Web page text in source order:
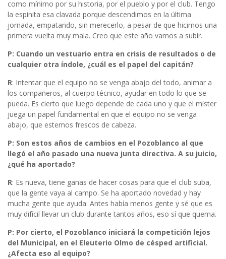
como mínimo por su historia, por el pueblo y por el club. Tengo
la espinita esa clavada porque descendimos en la última
jornada, empatando, sin merecerlo, a pesar de que hicimos una
primera vuelta muy mala. Creo que este año vamos a subir.
P: Cuando un vestuario entra en crisis de resultados o de
cualquier otra índole, ¿cuál es el papel del capitán?
R: Intentar que el equipo no se venga abajo del todo, animar a
los compañeros, al cuerpo técnico, ayudar en todo lo que se
pueda. Es cierto que luego depende de cada uno y que el míster
juega un papel fundamental en que el equipo no se venga
abajo, que estemos frescos de cabeza.
P: Son estos años de cambios en el Pozoblanco al que
llegó el año pasado una nueva junta directiva. A su juicio,
¿qué ha aportado?
R: Es nueva, tiene ganas de hacer cosas para que el club suba,
que la gente vaya al campo. Se ha aportado novedad y hay
mucha gente que ayuda. Antes había menos gente y sé que es
muy difícil llevar un club durante tantos años, eso sí que quema.
P: Por cierto, el Pozoblanco iniciará la competición lejos
del Municipal, en el Eleuterio Olmo de césped artificial.
¿Afecta eso al equipo?